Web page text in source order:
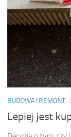
BUDOWA I REMONT
Lepiej jest